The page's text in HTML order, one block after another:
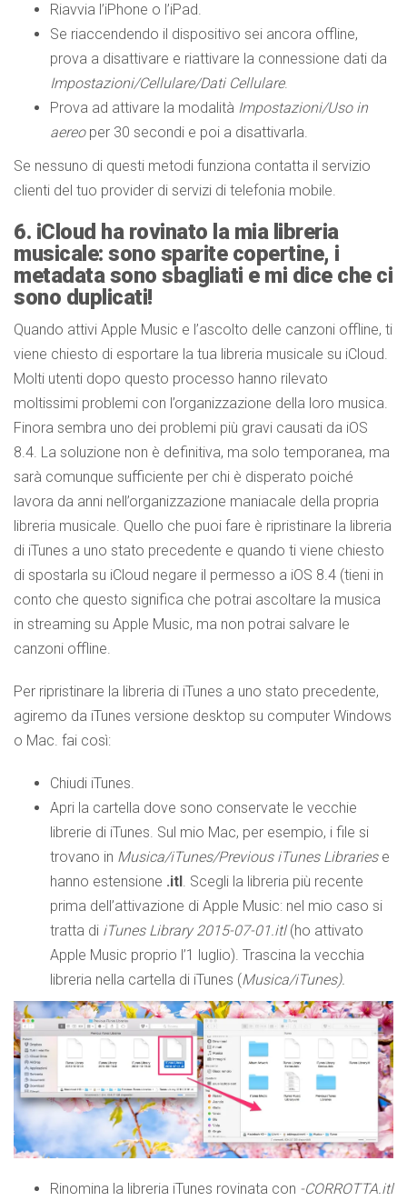
Riavvia l’iPhone o l’iPad.
Se riaccendendo il dispositivo sei ancora offline,
prova a disattivare e riattivare la connessione dati da
Impostazioni/Cellulare/Dati Cellulare.
Prova ad attivare la modalità Impostazioni/Uso in
aereoper 30 secondi e poi a disattivarla.
Se nessuno di questi metodi funziona contatta il servizio
clienti del tuo provider di servizi di telefonia mobile.
6. iCloud ha rovinato la mia libreria
musicale: sono sparite copertine, i
metadata sono sbagliati e mi dice che ci
sono duplicati!
Quando attivi Apple Music e l’ascolto delle canzoni offline, ti
viene chiesto di esportare la tua libreria musicale su iCloud.
Molti utenti dopo questo processo hanno rilevato
moltissimi problemi con l’organizzazione della loro musica.
Finora sembra uno dei problemi più gravi causati da iOS
8.4. La soluzione non è definitiva, ma solo temporanea, ma
sarà comunque sufficiente per chi è disperato poiché
lavora da anni nell’organizzazione maniacale della propria
libreria musicale. Quello che puoi fare è ripristinare la libreria
di iTunes a uno stato precedente e quando ti viene chiesto
di spostarla su iCloud negare il permesso a iOS 8.4 (tieni in
conto che questo significa che potrai ascoltare la musica
in streaming su Apple Music, ma non potrai salvare le
canzoni offline.
Per ripristinare la libreria di iTunes a uno stato precedente,
agiremo da iTunes versione desktop su computer Windows
o Mac. fai così:
Chiudi iTunes.
Apri la cartella dove sono conservate le vecchie
librerie di iTunes. Sul mio Mac, per esempio, i file si
trovano in Musica/iTunes/Previous iTunes Librariese
hanno estensione .itl . Scegli la libreria più recente
prima dell’attivazione di Apple Music: nel mio caso si
tratta di iTunes Library 2015-07-01.itl(ho attivato
Apple Music proprio l’1 luglio). Trascina la vecchia
libreria nella cartella di iTunes (Musica/iTunes).
Rinomina la libreria iTunes rovinata con -CORROTTA.itl